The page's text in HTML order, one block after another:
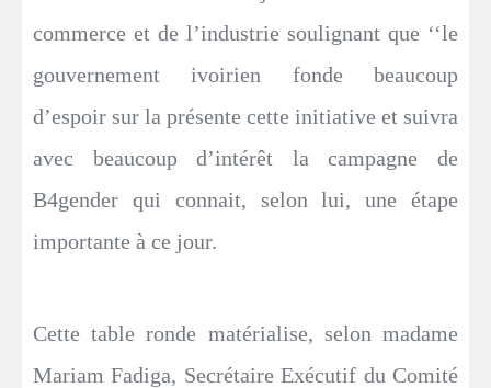
commerce et de l’industrie soulignant que ‘‘le
gouvernement ivoirien fonde beaucoup
d’espoir sur la présente cette initiative et suivra
avec beaucoup d’intérêt la campagne de
B4gender qui connait, selon lui, une étape
importante à ce jour.
Cette table ronde matérialise, selon madame
Mariam Fadiga, Secrétaire Exécutif du Comité